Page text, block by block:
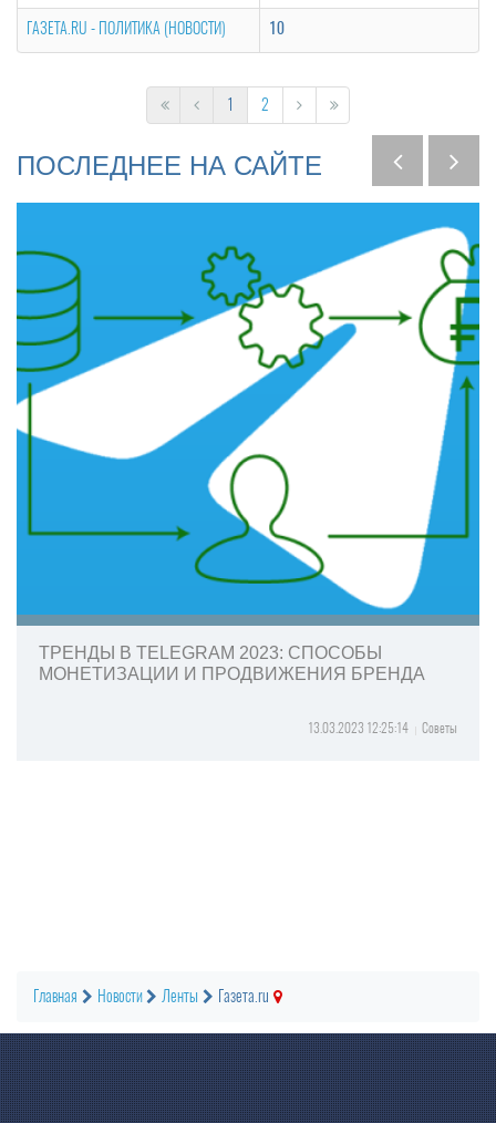
ГАЗЕТА.RU - ПОЛИТИКА (НОВОСТИ) 10
1 2
ПОСЛЕДНЕЕ НА САЙТЕ
ТРЕНДЫ В TELEGRAM 2023: СПОСОБЫ
МОНЕТИЗАЦИИ И ПРОДВИЖЕНИЯ БРЕНДА
13.03.2023 12:25:14 Советы
Главная Новости Ленты Газета.ru